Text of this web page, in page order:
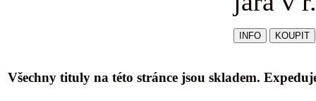
Všechny tituly na této stránce jsou skladem.